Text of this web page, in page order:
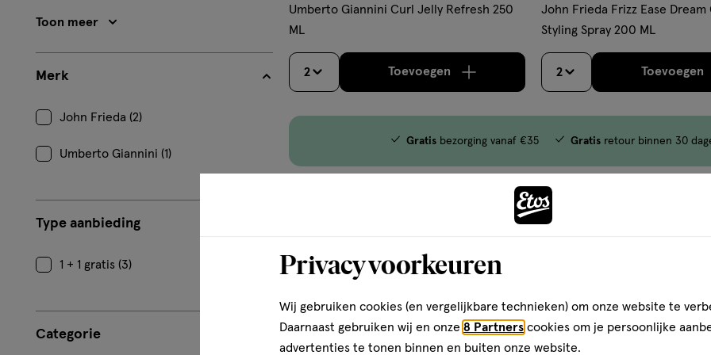
Toon meer
Merk
John Frieda (2)
Umberto Giannini (1)
Type aanbieding
1 + 1 gratis (3)
Categorie
Umberto Giannini Curl Jelly Refresh 250
ML
2 Toevoegenverhoog aantal met één, Bijna uitverkocht!Er
John Frieda Frizz Ease Dream
Styling Spray 200 ML
2 Toevoegen
Gratis bezorging vanaf €35 Gratis retour binnen 30
Privacy voorkeuren
Wij gebruiken cookies (en vergelijkbare technieken) om onze website te
Daarnaast gebruiken wij en onze 8 Partners cookies om je persoonlijke
advertenties te tonen binnen en buiten onze website.